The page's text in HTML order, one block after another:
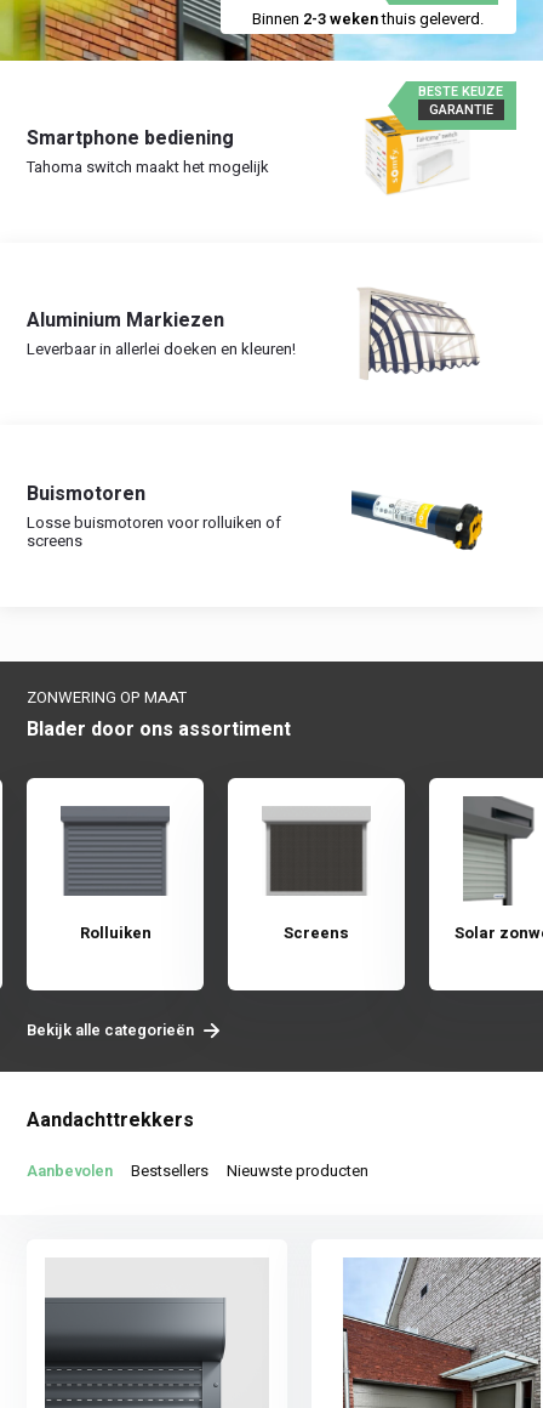
Smartphone bediening
Tahoma switch maakt het mogelijk
BESTE KEUZE
GARANTIE
Aluminium Markiezen
Leverbaar in allerlei doeken en kleuren!
Buismotoren
Losse buismotoren voor rolluiken of
screens
Binnen 2-3 wekenthuis geleverd.
ZONWERING OP MAAT
Blader door ons assortiment
Bekijk alle categorieën
Rolluiken Screens Solar
Aandachttrekkers
Aanbevolen Bestsellers Nieuwste producten